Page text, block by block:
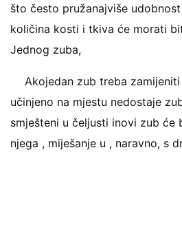
što često pružanajviše
količina kosti i tkiva će morati
Jednog zuba,
Akojedan zub treba
učinjeno na mjestu nedostaje
smješteni u čeljusti inovi zub će
njega , miješanje u , naravno, s